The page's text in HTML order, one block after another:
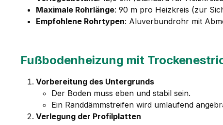
Maximale Rohrlänge: 90 m pro Heizkreis (zur
Empfohlene Rohrtypen: Aluverbundrohr mit
Fußbodenheizung mit
Vorbereitung des Untergrunds
Der Boden muss eben und stabil sein.
Ein Randdämmstreifen wird umlaufend
Verlegung der Profilplatten